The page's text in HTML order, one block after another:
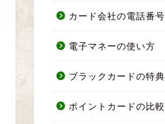
カード会社の電話番号
電子マネーの使い方
ブラックカードの特典
ポイントカードの比較